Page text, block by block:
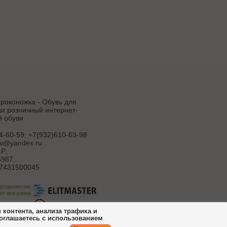
- Обувь для
интернет-
обуви
60-59; +7(932)610-63-98
магазина
анализа трафика и
с использованием